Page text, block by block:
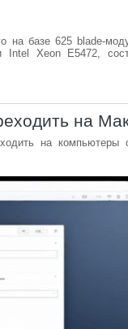
на базе 625 blade-
Xeon E5472,
на
на компьютеры